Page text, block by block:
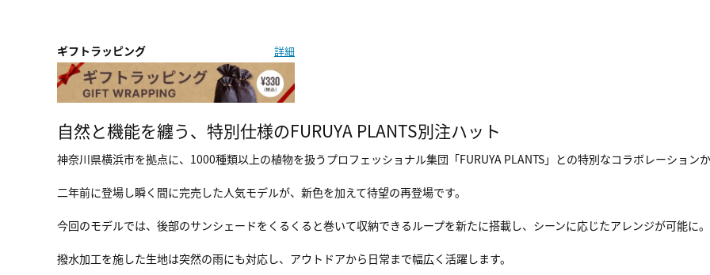
ギフトラッピング 詳細
自然と機能を纏う、特別仕様のFURUYA PLANTS別注ハット
神奈川県横浜市を拠点に、1000種類以上の植物を扱うプロフェッショナル集団「FURUYA PLANTS」との特別なコラボレーション
二年前に登場し瞬く間に完売した人気モデルが、新色を加えて待望の再登場です。
今回のモデルでは、後部のサンシェードをくるくると巻いて収納できるループを新たに搭載し、シーンに応じたアレンジが可能に。
撥水加工を施した生地は突然の雨にも対応し、アウトドアから日常まで幅広く活躍します。